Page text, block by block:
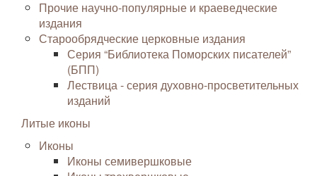
Прочие научно-популярные и краеведческие
издания
Старообрядческие церковные издания
Серия “Библиотека Поморских писателей”
(БПП)
Лествица - серия духовно-просветительных
изданий
Литые иконы
Иконы
Иконы семивершковые